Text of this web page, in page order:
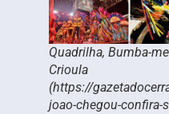
Quadrilha, Bumba-
Crioula
(https://
joao-chegou-confira-